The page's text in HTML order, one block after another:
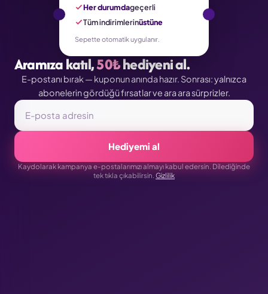
Her durumdageçerli
Tüm indirimlerinüstüne
Sepette otomatik uygulanır.
Aramıza katıl,50₺hediyeni al.
E-postanı bırak — kuponun anında hazır. Sonrası: yalnızca
abonelerin gördüğü fırsatlar ve ara ara sürprizler.
Hediyemi al
Kaydolarak kampanya e-postalarımızı almayı kabul edersin. Dilediğinde
tek tıkla çıkabilirsin. Gizlilik